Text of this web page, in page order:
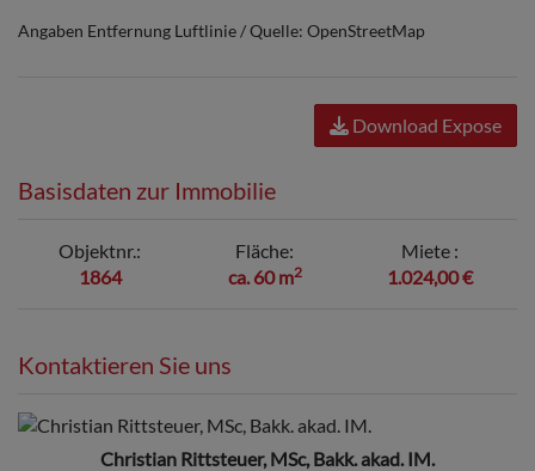
Angaben Entfernung Luftlinie / Quelle: OpenStreetMap
Download Expose
Basisdaten zur Immobilie
Objektnr.
1864
Fläche
ca. 60 m2
Miete
1.024,00 €
Kontaktieren Sie uns
Christian Rittsteuer, MSc, Bakk. akad. IM.